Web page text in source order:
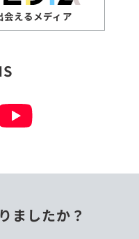
会えるメディア
ましたか？